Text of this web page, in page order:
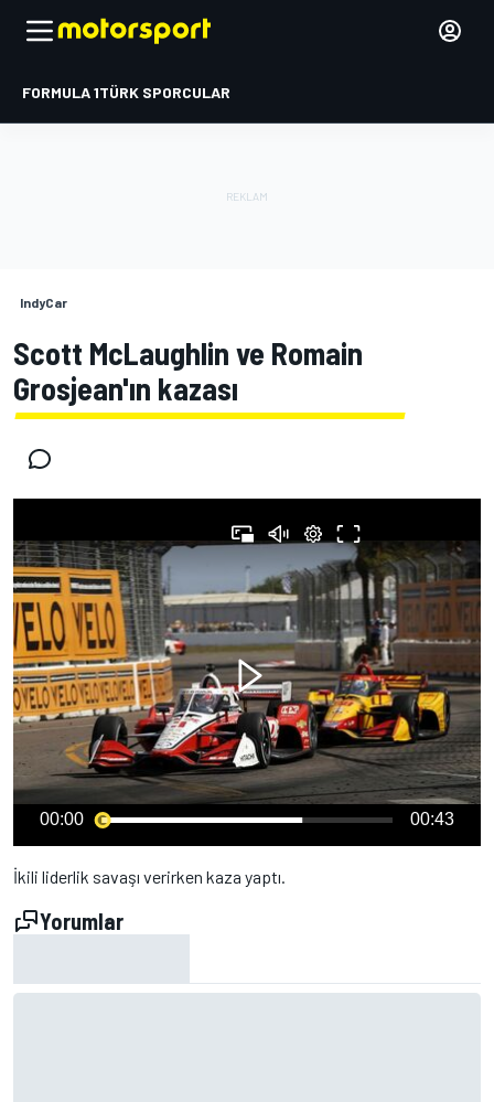
FORMULA 1TÜRK SPORCULAR
IndyCar
Scott McLaughlin ve Romain
Grosjean'ın kazası
00:00 00:43
İkili liderlik savaşı verirken kaza yaptı.
Yorumlar